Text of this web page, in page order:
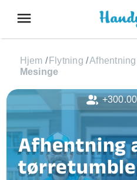
menu
Hjem / Flytning /
Mesinge
Afhentning